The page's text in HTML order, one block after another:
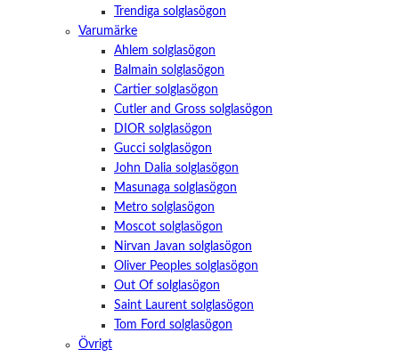
Trendiga solglasögon
Varumärke
Ahlem solglasögon
Balmain solglasögon
Cartier solglasögon
Cutler and Gross solglasögon
DIOR solglasögon
Gucci solglasögon
John Dalia solglasögon
Masunaga solglasögon
Metro solglasögon
Moscot solglasögon
Nirvan Javan solglasögon
Oliver Peoples solglasögon
Out Of solglasögon
Saint Laurent solglasögon
Tom Ford solglasögon
Övrigt